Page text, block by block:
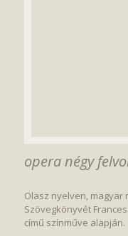
opera négy
Olasz nyelven,
Szövegkönyvét
című színműve alapján.